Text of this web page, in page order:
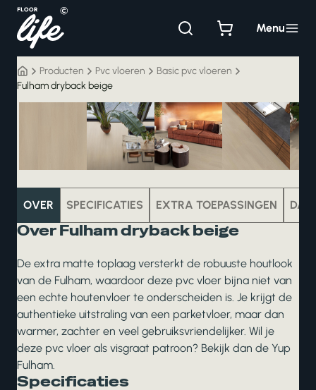
inhoud
Menu
Producten Pvc vloeren
Basic pvc vloeren
Fulham dryback beige
OVER SPECIFICATIES EXTRA TOEPASSINGEN
Over Fulham dryback beige
De extra matte toplaag versterkt de robuuste houtlook
van de Fulham, waardoor deze pvc vloer bijna niet van
een echte houtenvloer te onderscheiden is. Je krijgt de
authentieke uitstraling van een parketvloer, maar dan
warmer, zachter en veel gebruiksvriendelijker. Wil je
deze pvc vloer als visgraat patroon? Bekijk dan de Yup
Fulham.
Specificaties